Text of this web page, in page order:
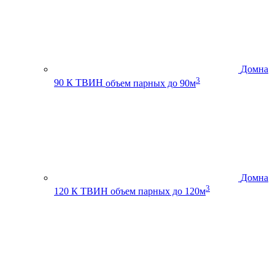
Домна
90 К ТВИН объем парных до 90м3
Домна
120 К ТВИН объем парных до 120м3